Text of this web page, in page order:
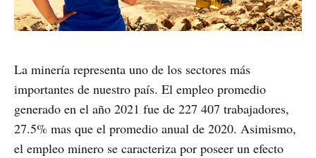
La minería representa uno de los sectores más
importantes de nuestro país. El empleo promedio
generado en el año 2021 fue de 227 407 trabajadores,
27.5% mas que el promedio anual de 2020. Asimismo,
el empleo minero se caracteriza por poseer un efecto